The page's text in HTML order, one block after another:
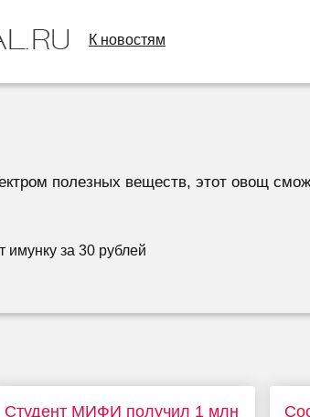
К новостям
полезных веществ, этот овощ
Студент МИФИ получил 1 млн